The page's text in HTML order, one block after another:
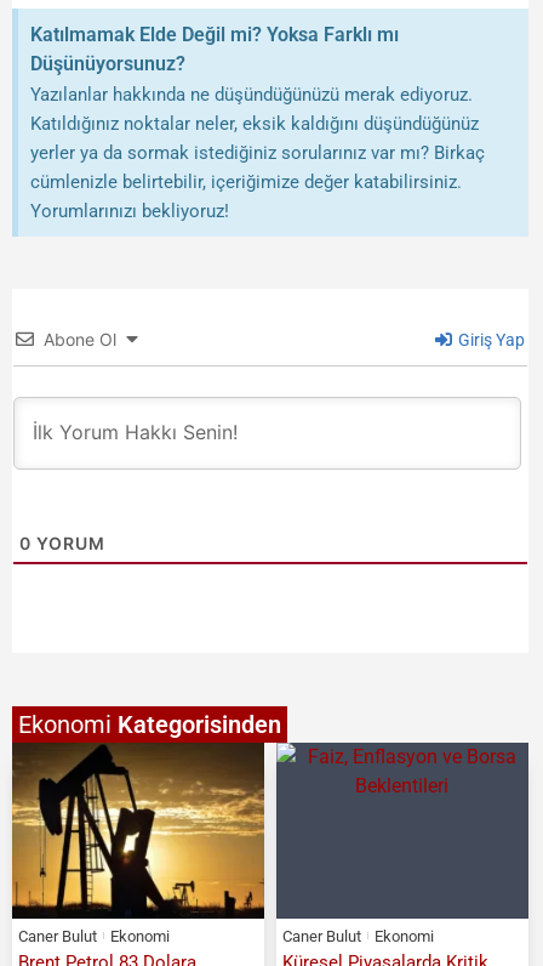
Katılmamak Elde Değil mi? Yoksa Farklı mı
Düşünüyorsunuz?
Yazılanlar hakkında ne düşündüğünüzü merak ediyoruz.
Katıldığınız noktalar neler, eksik kaldığını düşündüğünüz
yerler ya da sormak istediğiniz sorularınız var mı? Birkaç
cümlenizle belirtebilir, içeriğimize değer katabilirsiniz.
Yorumlarınızı bekliyoruz!
Abone Ol Giriş Yap
0 YORUM
Ekonomi Kategorisinden
Caner Bulut Ekonomi Caner Bulut Ekonomi